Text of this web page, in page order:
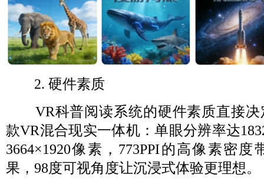
2. 硬件素质
VR科普阅读系统的硬件素质直接决
款VR混合现实一体机：单眼分辨率达
3664×1920像素，773PPI的高像素密
果，98度可视角度让沉浸式体验更理想。